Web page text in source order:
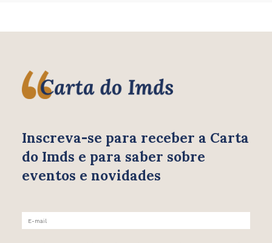
Inscreva-se para receber a Carta
do Imds e para saber sobre
eventos e novidades